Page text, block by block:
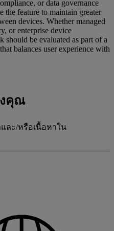
or data governance
the feature to maintain greater
devices. Whether managed
or enterprise device
should be evaluated as part of a
balances user experience with
คุณ
ละ/หรือเนื้อหาใน